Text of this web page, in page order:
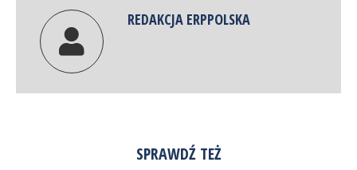
REDAKCJA ERPPOLSKA
SPRAWDŹ TEŻ